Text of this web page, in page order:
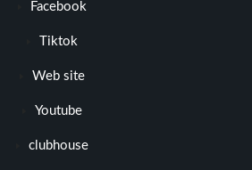
Facebook
Tiktok
Web site
Youtube
clubhouse